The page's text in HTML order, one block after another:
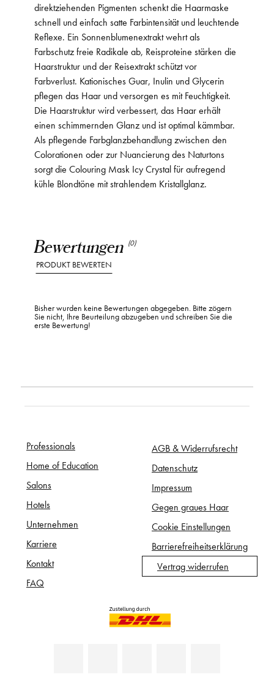
Bewertungen (0)
PRODUKT BEWERTEN
Bisher wurden keine Bewertungen abgegeben. Bitte zögern
Sie nicht, Ihre Beurteilung abzugeben und schreiben Sie die
erste Bewertung!
direktziehenden Pigmenten schenkt die Haarmaske
schnell und einfach satte Farbintensität und leuchtende
Reflexe. Ein Sonnenblumenextrakt wehrt als
Farbschutz freie Radikale ab, Reisproteine stärken die
Haarstruktur und der Reisextrakt schützt vor
Farbverlust. Kationisches Guar, Inulin und Glycerin
pflegen das Haar und versorgen es mit Feuchtigkeit.
Die Haarstruktur wird verbessert, das Haar erhält
einen schimmernden Glanz und ist optimal kämmbar.
Als pflegende Farbglanzbehandlung zwischen den
Colorationen oder zur Nuancierung des Naturtons
sorgt die Colouring Mask Icy Crystal für aufregend
kühle Blondtöne mit strahlendem Kristallglanz.
Professionals
Home of Education
Salons
Hotels
Unternehmen
Karriere
Kontakt
FAQ
AGB & Widerrufsrecht
Datenschutz
Impressum
Gegen graues Haar
Cookie Einstellungen
Barrierefreiheitserklärung
Vertrag widerrufen